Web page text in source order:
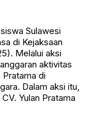
Sulawesi
di Kejaksaan
Melalui aksi
aktivitas
di
Dalam aksi itu,
Yulan Pratama